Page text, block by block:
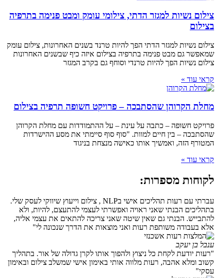
צילום נשיות למגזר הדתי, צילומי עומק ומבט פנימה בתרפיה
בצילום
צילום נשיות למגזר הדתי הפך להיות טרנד בשנים האחרונות, צילום עומק
שמאפשר גם מבט פנימה בתרפיה בצילום איזה כיף שבשנים האחרונות
צילום נשיות הפך להיות טרנדי וסוחף גם בקרב המגזר
קראי עוד »
מחלת הקרוהן שהסתבכה – פרויקט חשופה תרפיה בצילום
פרויקט חשופה – כתבה על עינת – על ההתמודדות עם מחלת הקרוהן
שהסתבכה – בין חיים למוות. "סוף סוף סיימתי את מסע ההישרדות
המטורף הזה, ואמשיך אותו כאישה מנצחת בניגוד
קראי עוד »
לקוחות מספרות:
עברתי עם רעות תהליכים אישי בNLP , צילום וייעוץ שיווקי לעסק שלי.
בתהליכים הבנתי שאני ראויה ואפשרתי לעצמי להתעצם, להיות, ולא
להתבייש. הבנתי גם שאין שיטה שאני צריכה להתאים את עצמי אליה,
אלא בעבודה משותפת רעות ואני מוצאות את הדרך שנכונה לי"
ענבל בן יעקב
"רעות יודעת לקחת כל ניצוץ ולהפוך אותו לקרן גדולה של אור. בתהליך
קשוב ומלא אהבה, רעות מלווה אותי באימון אישי שמשלב צילום ובאימון
עסקי"